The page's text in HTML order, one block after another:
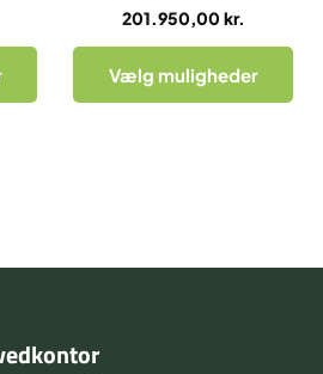
201.950,00 kr.
Vælg muligheder